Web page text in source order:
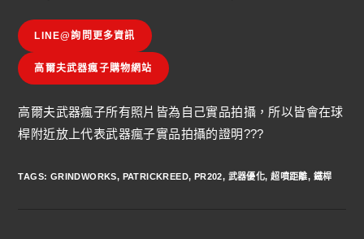
LINE@詢問更多資訊
高爾夫武器瘋子購物網站
高爾夫武器瘋子所有照片皆為自己實品拍攝，所以皆會在球
桿附近放上代表武器瘋子實品拍攝的證明???
TAGS: GRINDWORKS, PATRICKREED, PR202, 武器優化, 超噴距離, 鐵桿